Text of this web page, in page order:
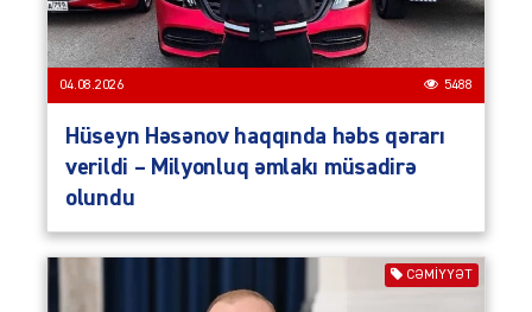
04.08.2026 5488
Hüseyn Həsənov haqqında həbs qərarı
verildi – Milyonluq əmlakı müsadirə
olundu
CƏMIYYƏT